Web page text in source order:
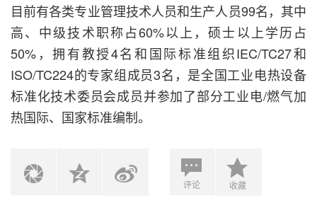
目前有各类专业管理技术人员和生产人员99名，其中
高、中级技术职称占60%以上，硕士以上学历占
50%，拥有教授4名和国际标准组织IEC/TC27和
ISO/TC224的专家组成员3名，是全国工业电热设备
标准化技术委员会成员并参加了部分工业电/燃气加
热国际、国家标准编制。
评论 收藏